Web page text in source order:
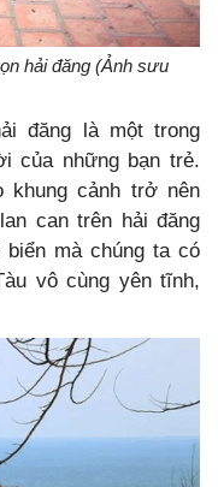
hải đăng (Ảnh sưu
đăng là một trong
của những bạn trẻ.
khung cảnh trở nên
can trên hải đăng
mà chúng ta có
vô cùng yên tĩnh,